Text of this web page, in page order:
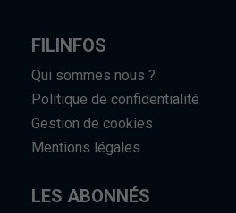
FILINFOS
Qui sommes nous ?
Politique de confidentialité
Gestion de cookies
Mentions légales
LES ABONNÉS